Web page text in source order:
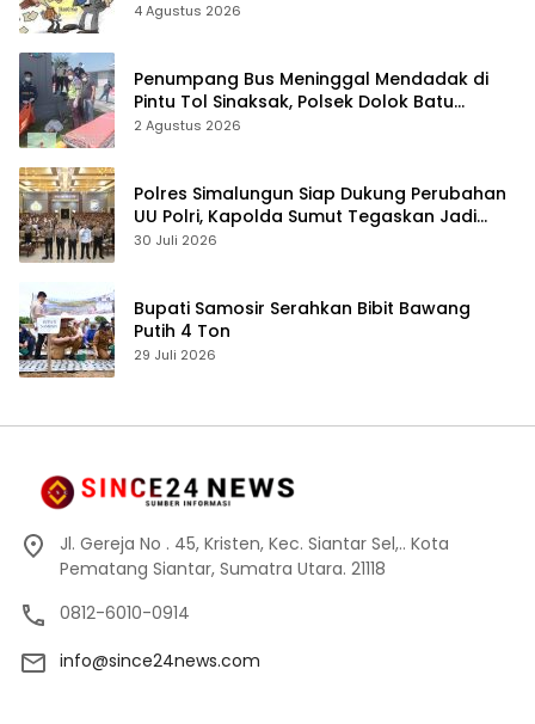
4 Agustus 2026
Penumpang Bus Meninggal Mendadak di
Pintu Tol Sinaksak, Polsek Dolok Batu
Nanggar Gerak Cepat Olah TKP
2 Agustus 2026
Polres Simalungun Siap Dukung Perubahan
UU Polri, Kapolda Sumut Tegaskan Jadi
Fondasi Penguatan Profesionalisme dan
30 Juli 2026
Bupati Samosir Serahkan Bibit Bawang
Putih 4 Ton
29 Juli 2026
Jl. Gereja No . 45, Kristen, Kec. Siantar Sel,.. Kota
Pematang Siantar, Sumatra Utara. 21118
0812-6010-0914
info@since24news.com